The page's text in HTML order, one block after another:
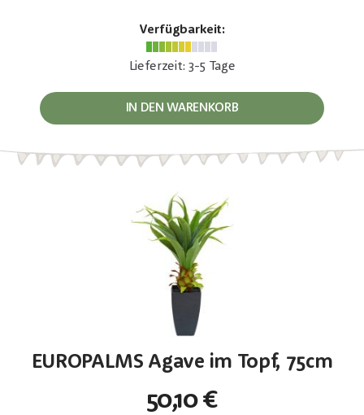
Verfügbarkeit:
Lieferzeit: 3-5 Tage
IN DEN WARENKORB
EUROPALMS Agave im Topf, 75cm
50,10 €